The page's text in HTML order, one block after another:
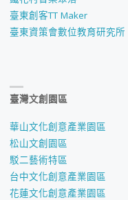
臺東創客TT Maker
臺東資策會數位教育研究所
臺灣文創園區
華山文化創意產業園區
松山文創園區
駁二藝術特區
台中文化創意產業園區
花蓮文化創意產業園區